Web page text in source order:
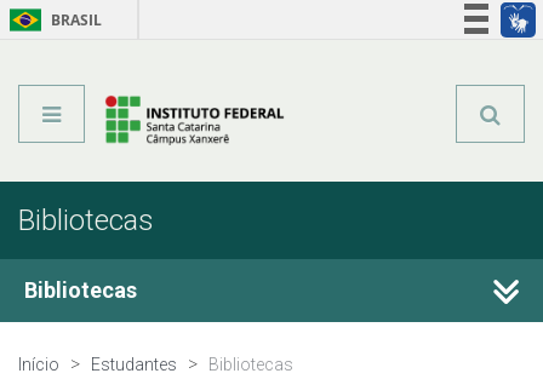
BRASIL
Bibliotecas
Bibliotecas
Horário de funcionamento
Início Estudantes Bibliotecas